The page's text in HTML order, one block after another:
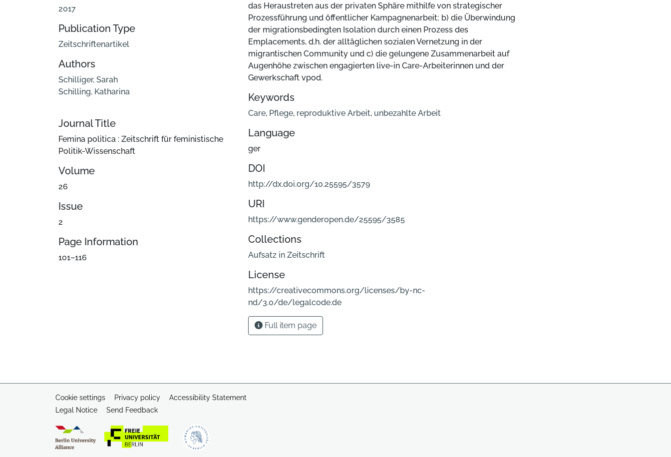
2017
Publication Type
Zeitschriftenartikel
Authors
Schilliger, Sarah
Schilling, Katharina
Journal Title
Femina politica : Zeitschrift für feministische
Politik-Wissenschaft
Volume
26
Issue
2
Page Information
101–116
das Heraustreten aus der privaten Sphäre mithilfe von strategischer
Prozessführung und öffentlicher Kampagnenarbeit; b) die Überwindung
der migrationsbedingten Isolation durch einen Prozess des
Emplacements, d.h. der alltäglichen sozialen Vernetzung in der
migrantischen Community und c) die gelungene Zusammenarbeit auf
Augenhöhe zwischen engagierten live-in Care-Arbeiterinnen und der
Gewerkschaft vpod.
Keywords
Care, Pflege, reproduktive Arbeit, unbezahlte Arbeit
Language
ger
DOI
http://dx.doi.org/10.25595/3579
URI
https://www.genderopen.de/25595/3585
Collections
Aufsatz in Zeitschrift
License
https://creativecommons.org/licenses/by-nc-
nd/3.0/de/legalcode.de
Full item page
Cookie settings Privacy policy
Accessibility Statement
Legal Notice
Send Feedback